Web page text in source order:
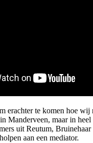
erachter te komen hoe wij
Manderveen, maar in
uit Reutum,
aan een mediator.